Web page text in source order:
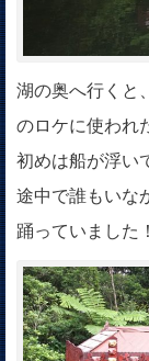
湖の奥へ行くと
のロケに使われ
初めは船が浮い
途中で誰もいな
踊っていました！